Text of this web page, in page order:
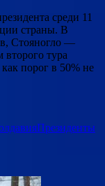
среди 11
страны. В
Стояногло —
второго тура
порог в 50% не
Президенты